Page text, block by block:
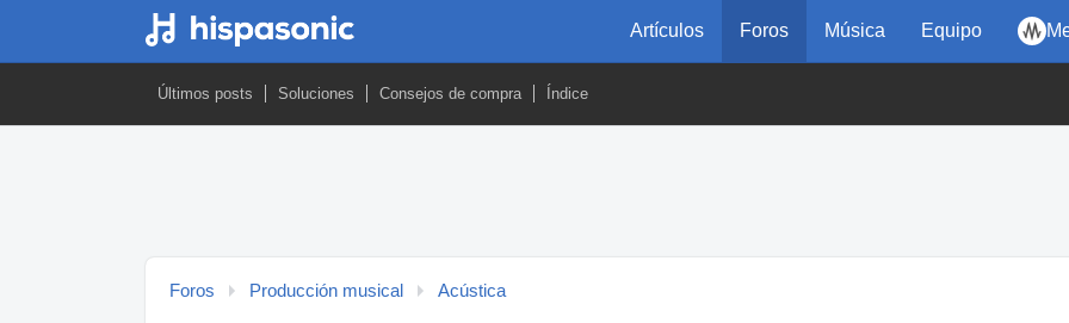
Artículos Foros Música Equipo
Últimos posts Soluciones Consejos de compra Índice
Foros Producción musical Acústica